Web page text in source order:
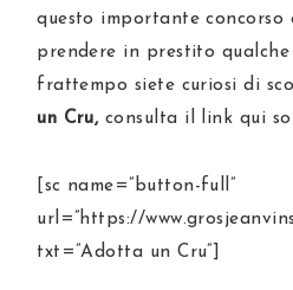
questo importante concorso
prendere in prestito
frattempo siete curiosi di
un Cru, consulta il link qui
[sc name=”button-full”
url=”https://
txt=”Adotta un Cru”]